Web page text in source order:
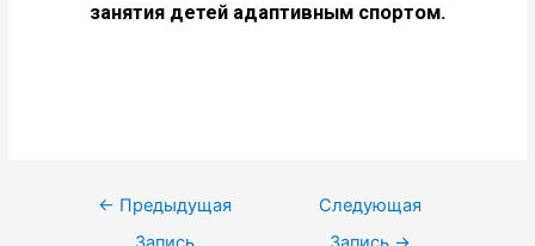
занятия детей адаптивным спортом.
← Предыдущая
Следующая